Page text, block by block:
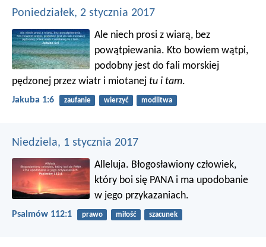
Poniedziałek, 2 stycznia 2017
Ale niech prosi z wiarą, bez
powątpiewania. Kto bowiem wątpi,
podobny jest do fali morskiej
pędzonej przez wiatr i miotanej tu i tam.
Jakuba 1:6 zaufanie wierzyć modlitwa
Niedziela, 1 stycznia 2017
Alleluja. Błogosławiony człowiek,
który boi się PANAi ma upodobanie
w jego przykazaniach.
Psalmów 112:1 prawo miłość szacunek